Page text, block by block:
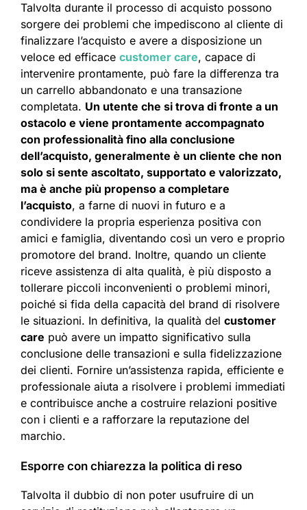
Talvolta durante il processo di acquisto possono
sorgere dei problemi che impediscono al cliente di
finalizzare l’acquisto e avere a disposizione un
veloce ed efficace customer care, capace di
intervenire prontamente, può fare la differenza tra
un carrello abbandonato e una transazione
completata. Un utente che si trova di fronte a un
ostacolo e viene prontamente accompagnato
con professionalità fino alla conclusione
dell’acquisto, generalmente è un cliente che non
solo si sente ascoltato, supportato e valorizzato,
ma è anche più propenso a completare
l’acquisto, a farne di nuovi in futuro e a
condividere la propria esperienza positiva con
amici e famiglia, diventando così un vero e proprio
promotore del brand. Inoltre, quando un cliente
riceve assistenza di alta qualità, è più disposto a
tollerare piccoli inconvenienti o problemi minori,
poiché si fida della capacità del brand di risolvere
le situazioni. In definitiva, la qualità del customer
care può avere un impatto significativo sulla
conclusione delle transazioni e sulla fidelizzazione
dei clienti. Fornire un’assistenza rapida, efficiente e
professionale aiuta a risolvere i problemi immediati
e contribuisce anche a costruire relazioni positive
con i clienti e a rafforzare la reputazione del
marchio.​
Esporre con chiarezza la politica di reso
Talvolta il dubbio di non poter usufruire di un